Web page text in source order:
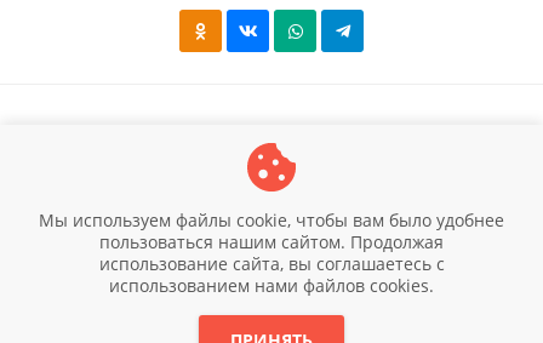
© 2026 Научно-исследовательский Институт
Гипертермии
Вся информация предоставлена для ознакомления и
не является публичной офертой (ст.435 ГК РФ, cт. 437
ГК РФ).
Мы используем файлы cookie, чтобы вам было удобнее
пользоваться нашим сайтом. Продолжая
использование сайта, вы соглашаетесь c
использованием нами файлов cookies.